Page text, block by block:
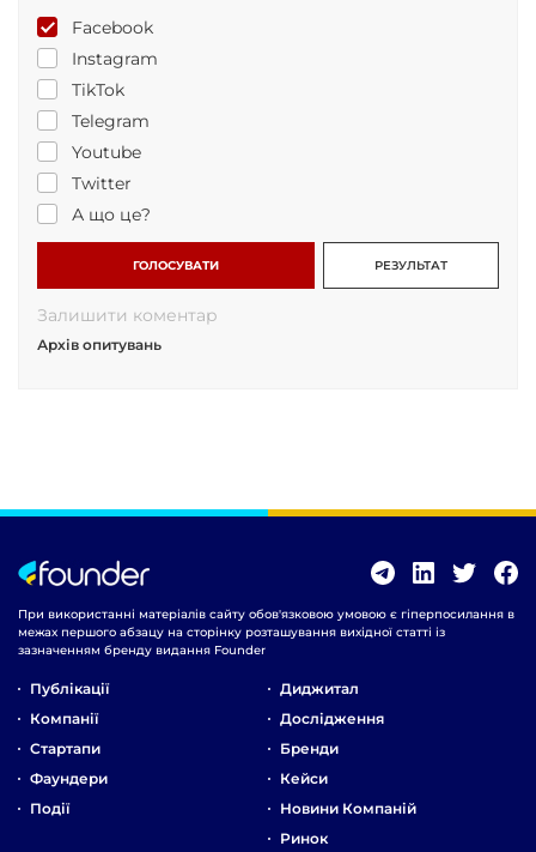
Facebook
Instagram
TikTok
Telegram
Youtube
Twitter
А що це?
ГОЛОСУВАТИ РЕЗУЛЬТАТ
Залишити коментар
Архів опитувань
При використанні матеріалів сайту обов'язковою умовою є гіперпосилання в
межах першого абзацу на сторінку розташування вихідної статті із
зазначенням бренду видання Founder
Публікації
Компанії
Стартапи
Фаундери
Події
Диджитал
Дослідження
Бренди
Кейси
Новини Компаній
Ринок